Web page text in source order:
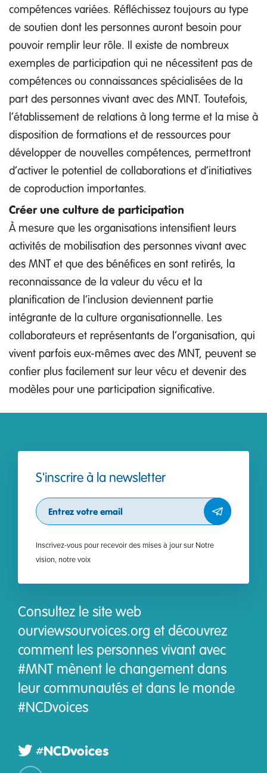
compétences variées. Réfléchissez toujours au type
de soutien dont les personnes auront besoin pour
pouvoir remplir leur rôle. Il existe de nombreux
exemples de participation qui ne nécessitent pas de
compétences ou connaissances spécialisées de la
part des personnes vivant avec des MNT. Toutefois,
l’établissement de relations à long terme et la mise à
disposition de formations et de ressources pour
développer de nouvelles compétences, permettront
d’activer le potentiel de collaborations et d’initiatives
de coproduction importantes.
Créer une culture de participation
À mesure que les organisations intensifient leurs
activités de mobilisation des personnes vivant avec
des MNT et que des bénéfices en sont retirés, la
reconnaissance de la valeur du vécu et la
planification de l’inclusion deviennent partie
intégrante de la culture organisationnelle. Les
collaborateurs et représentants de l’organisation, qui
vivent parfois eux-mêmes avec des MNT, peuvent se
confier plus facilement sur leur vécu et devenir des
modèles pour une participation significative.
S'inscrire à la newsletter
Subscribe
Inscrivez-vous pour recevoir des mises à jour sur Notre
vision, notre voix
Consultez le site web
ourviewsourvoices.org et découvrez
comment les personnes vivant avec
#MNT mènent le changement dans
leur communautés et dans le monde
#NCDvoices
#NCDvoices